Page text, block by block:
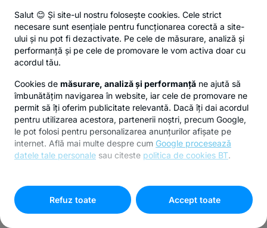
Salut 😊 Și site-ul nostru folosește cookies. Cele strict
necesare sunt esențiale pentru funcționarea corectă a site-
ului și nu pot fi dezactivate. Pe cele de măsurare, analiză și
performanță și pe cele de promovare le vom activa doar cu
acordul tău.
Cookies de măsurare, analiză și performanță ne ajută să
îmbunătățim navigarea în website, iar cele de promovare ne
permit să îți oferim publicitate relevantă. Dacă îți dai acordul
pentru utilizarea acestora, partenerii noștri, precum Google,
le pot folosi pentru personalizarea anunțurilor afișate pe
internet. Află mai multe despre cum Google procesează
datele tale personale sau citeste politica de cookies BT.
cookies"
Refuz toate
Accept toate